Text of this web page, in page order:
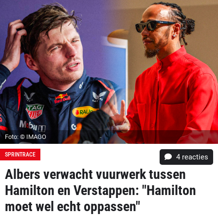
Foto: © IMAGO
SPRINTRACE 4 reacties
Albers verwacht vuurwerk tussen
Hamilton en Verstappen: "Hamilton
moet wel echt oppassen"